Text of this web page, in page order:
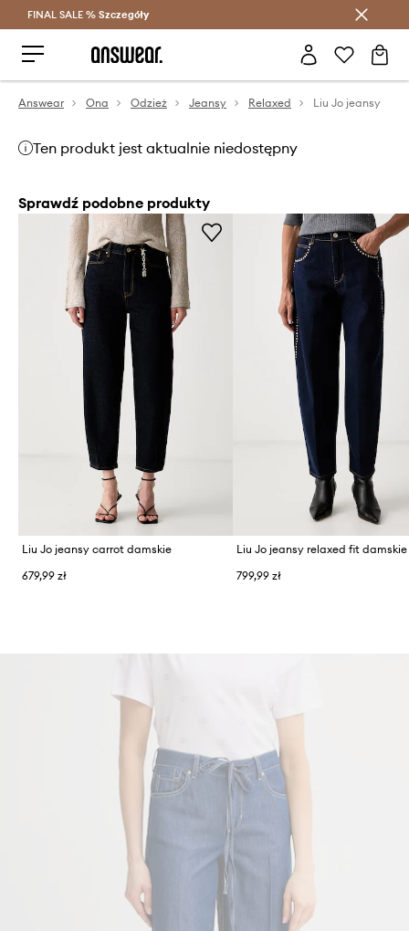
Oszczędzaj z Answear Club >
FINAL SALE % Szczegóły
Answear Ona Odzież Jeansy Relaxed Liu Jo jeansy
Ten produkt jest aktualnie niedostępny
Sprawdź podobne produkty
Liu Jo jeansy carrot damskie
679,99 zł
Liu Jo jeansy relaxed fit damskie
799,99 zł